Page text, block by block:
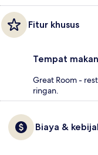
Fitur khusus
Tempat makan
Great Room -
ringan.
Biaya &